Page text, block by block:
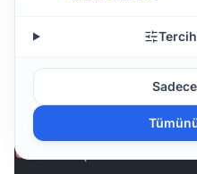
});
// Tracing
=
const